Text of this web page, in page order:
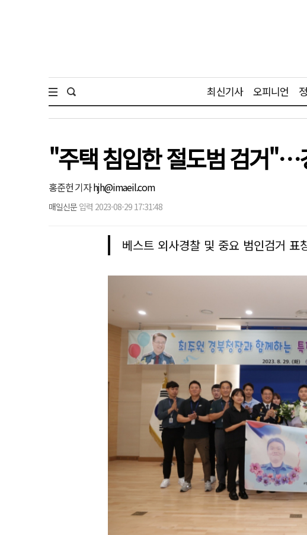
최신기사 오피니언
"주택 침입한 절도범 검거"…
홍준헌 기자hjh@imaeil.com
매일신문 입력 2023-08-29 17:31:48
베스트 외사경찰 및 중요 범인검거 표